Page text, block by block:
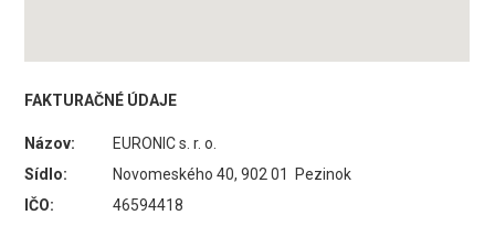
FAKTURAČNÉ ÚDAJE
Názov:
EURONIC s. r. o.
Sídlo:
Novomeského 40, 902 01 Pezinok
IČO:
46594418